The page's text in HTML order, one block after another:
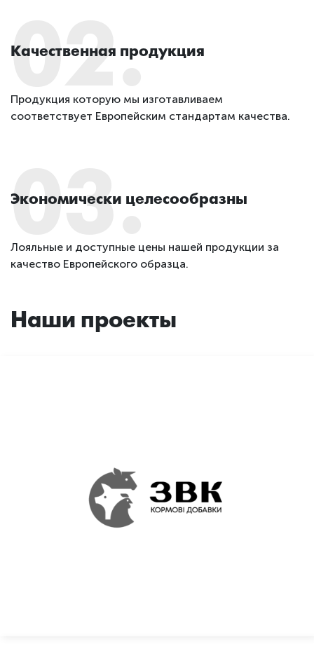
02.
Качественная продукция
Продукция которую мы изготавливаем
соответствует Европейским стандартам качества.
03.
Экономически целесообразны
Лояльные и доступные цены нашей продукции за
качество Европейского образца.
Наши проекты